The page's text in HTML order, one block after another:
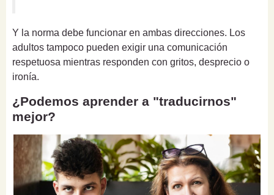
Y la norma debe funcionar en ambas direcciones. Los
adultos tampoco pueden exigir una comunicación
respetuosa mientras responden con gritos, desprecio o
ironía.
¿Podemos aprender a "traducirnos"
mejor?